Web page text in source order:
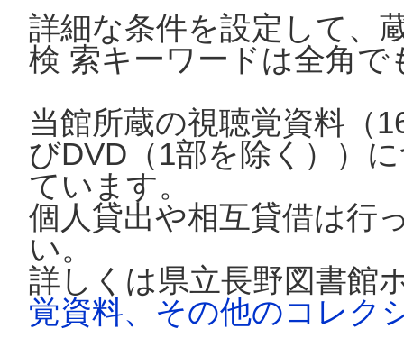
詳細な条件を設定して、
検 索キーワードは全角
当館所蔵の視聴覚資料（
びDVD（1部を除く））
ています。
個人貸出や相互貸借は行
い。
詳しくは県立長野図書館
覚資料、その他のコレク